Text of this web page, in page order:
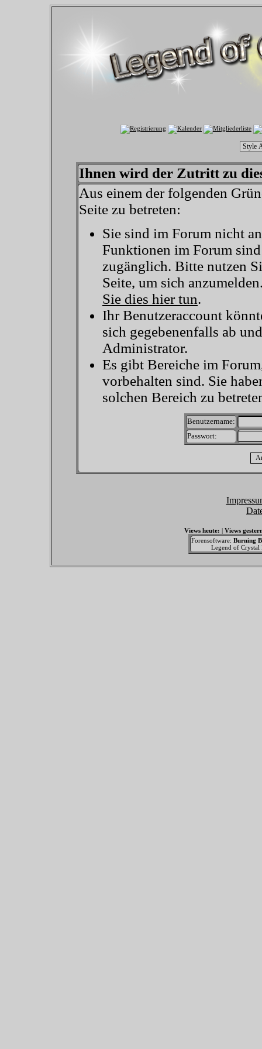
Ihnen wird der Zutritt zu
Aus einem der folgenden
Seite zu betreten:
Sie sind im Forum nicht
Funktionen im Forum
zugänglich. Bitte nutzen
Seite, um sich
Sie dies hier tun.
Ihr Benutzeraccount
sich gegebenenfalls ab
Administrator.
Es gibt Bereiche im
vorbehalten sind. Sie
solchen Bereich zu
Benutzername:
Passwort:
Views heute: | Views
Forensoftware: Burning
Legend of